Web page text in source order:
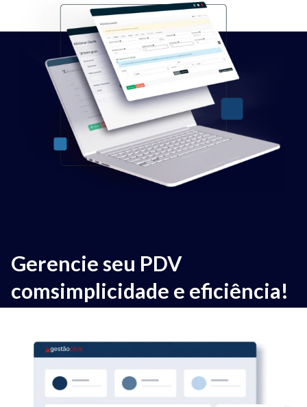
Gerencie seu PDV
comsimplicidade e eficiência!